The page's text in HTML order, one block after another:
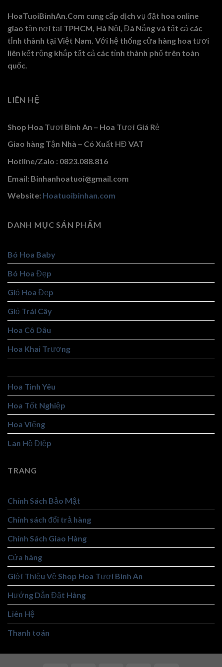
HoaTuoiBinhAn.Com cung cấp dịch vụ đặt hoa online
giao tận nơi tại TPHCM, Hà Nội, Đà Nẵng và tất cả các
tỉnh thành tại Việt Nam. Với hệ thống cửa hàng hoa tươi
liên kết rộng khắp tất cả các tỉnh thành phố trên toàn
quốc.
LIÊN HỆ
Shop Hoa Tươi Bình An – Hoa Tươi Giá Rẻ
Giao hàng Tận Nhà – Có Xuất HĐ VAT
Hotline/Zalo : 0823.088.816
Email: Binhanhoatuoi@gmail.com
Website: Hoatuoibinhan.com
DANH MỤC SẢN PHẨM
Bó Hoa Baby
Bó Hoa Đẹp
Giỏ Hoa Đẹp
Giỏ Trái Cây
Hoa Cô Dâu
Hoa Khai Trương
Hoa Tình Yêu
Hoa Tốt Nghiệp
Hoa Viếng
Lan Hồ Điệp
TRANG
Chính Sách Bảo Mật
Chính sách đổi trả hàng
Chính Sách Giao Hàng
Cửa hàng
Giới Thiệu Về Shop Hoa Tươi Bình An
Hướng Dẫn Đặt Hàng
Liên Hệ
Thanh toán